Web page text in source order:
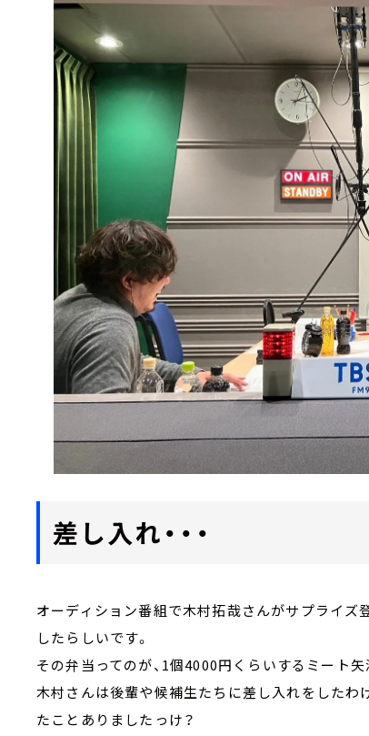
差し入れ・・・
オーディション番組で木村拓哉さんがサプライズ
したらしいです。
その弁当ってのが、1個4000円くらいするミート矢
木村さんは後輩や候補生たちに差し入れをしたわ
たことありましたっけ？